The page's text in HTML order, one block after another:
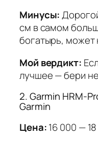
Минусы:
см в самом
богатырь, может
Мой вердикт:
лучшее — бери
2. Garmin HRM-
Garmin
Цена:16 000 —